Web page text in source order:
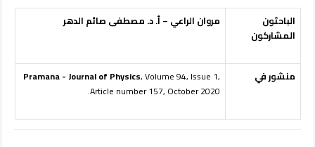
الباحثون
المشاركون
مروان الراعي – أ. د. مصطفى صائم الدهر
منشور في Pramana - Journal of Physics, Volume 94, Issue 1,
Article number 157, October 2020.